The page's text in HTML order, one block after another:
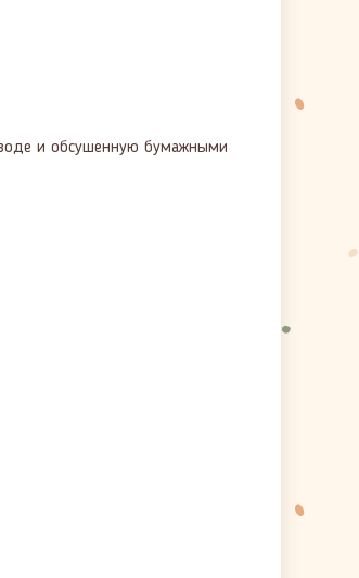
и обсушенную бумажными